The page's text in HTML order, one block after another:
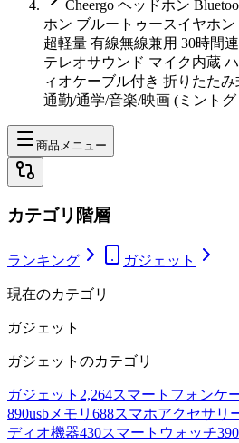
Cheergo ヘッドホン
ホン ブルートゥースイヤホ
超軽量 有線無線兼用 30時間
テレオサウンド マイク内蔵
ィオケーブル付き 折りたた
通勤/通学/音楽/映画 (ミント
商品メニュー
カテゴリ階層
ランキング ガジェット
現在のカテゴリ
ガジェット
ガジェット のカテゴリ
ガジェット 2,264スマートフォンケ
890usbメモリ 688スマホアクセサリ
ディオ機器430スマートウォッチ390